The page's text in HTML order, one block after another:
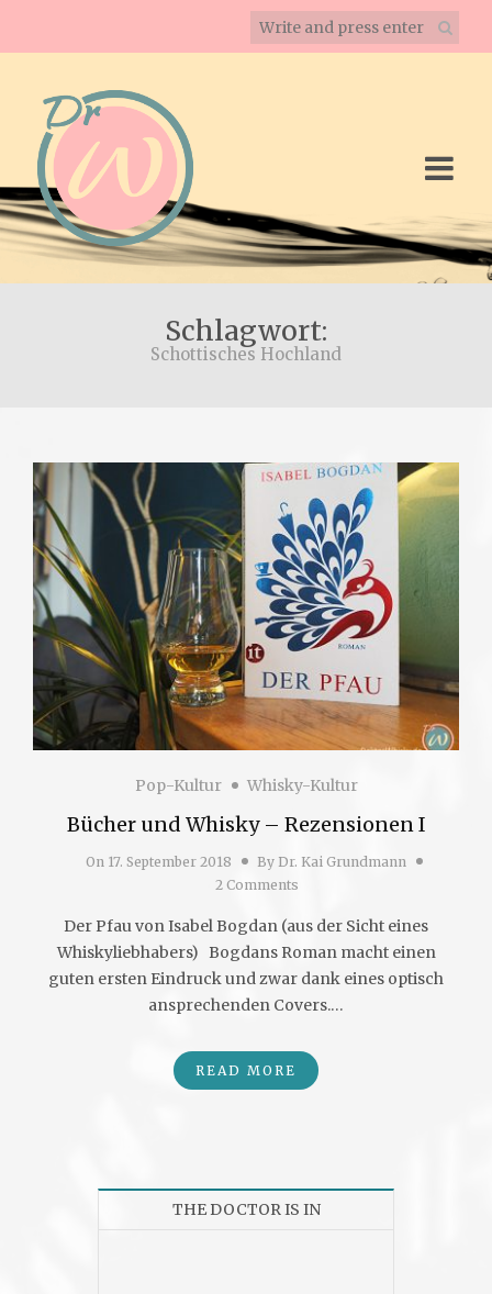
Schlagwort:
Schottisches Hochland
Pop-Kultur Whisky-Kultur
Bücher und Whisky – Rezensionen I
On 17. September 2018 By Dr. Kai Grundmann
2 Comments
Der Pfau von Isabel Bogdan (aus der Sicht eines
Whiskyliebhabers) Bogdans Roman macht einen
guten ersten Eindruck und zwar dank eines optisch
ansprechenden Covers.…
READ MORE
THE DOCTOR IS IN